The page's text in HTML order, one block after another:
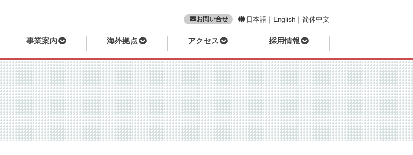
お問い合せ 日本語 ｜ English ｜ 简体中文
事業案内 海外拠点 アクセス 採用情報